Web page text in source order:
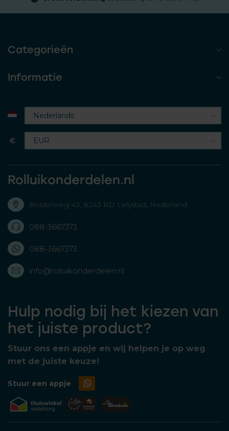
Categorieën
Informatie
€
Rolluikonderdelen.nl
Bolderweg 43, 8243 RD Lelystad, Nederland
088-3667373
088-3667373
info@rolluikonderdelen.nl
Hulp nodig bij het kiezen van
het juiste product?
Stuur ons een appje en wij helpen je op weg
met de juiste keuze!
Stuur een appje